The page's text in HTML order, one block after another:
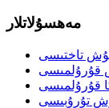
مەھسۇلاتلار
تاختىسى
قۇرۇلمىسى
قۇرۇلمىسى
تۇرۇبىسى